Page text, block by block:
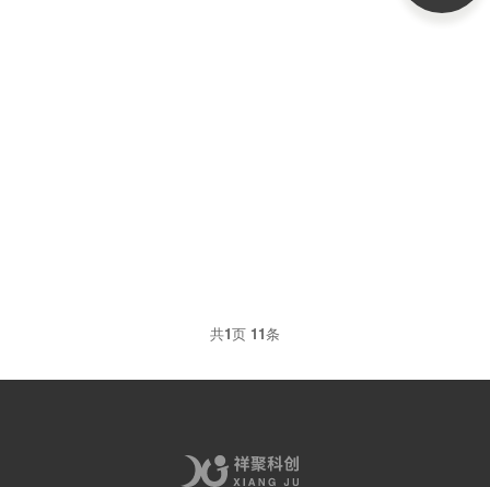
共1页 11条